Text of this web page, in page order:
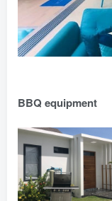
BBQ equipment